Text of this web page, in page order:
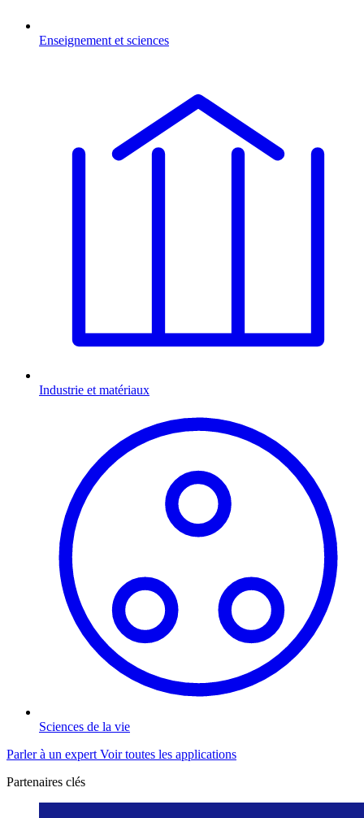
Enseignement et sciences
Industrie et matériaux
Sciences de la vie
Parler à un expert Voir toutes les applications
Partenaires clés